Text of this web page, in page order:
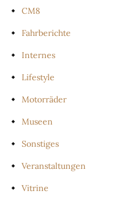
CM8
Fahrberichte
Internes
Lifestyle
Motorräder
Museen
Sonstiges
Veranstaltungen
Vitrine